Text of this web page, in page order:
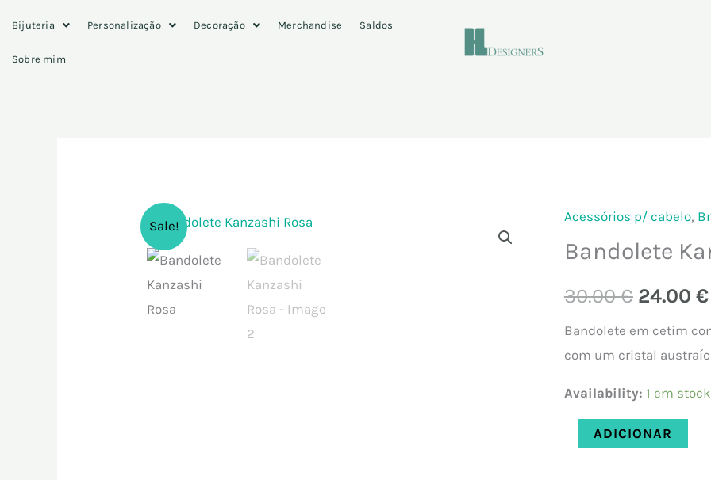
content
Bijuteria Personalização Decoração Merchandise Saldos
Sobre mim
Sale!
Acessórios p/ cabelo,
Bandolete
30.00€
O
preço
original
era:
24.00 €
Bandolete em cetim
com um cristal
Availability: 1 em stock
Quantidade
de
Kanzashi
ADICIONAR